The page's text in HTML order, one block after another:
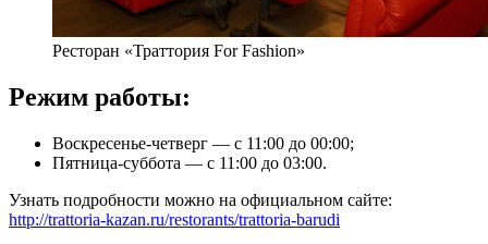
Ресторан «Траттория For Fashion»
Режим работы:
Воскресенье-четверг — с 11:00 до 00:00;
Пятница-суббота — с 11:00 до 03:00.
Узнать подробности можно на официальном сайте:
http://trattoria-kazan.ru/restorants/trattoria-barudi